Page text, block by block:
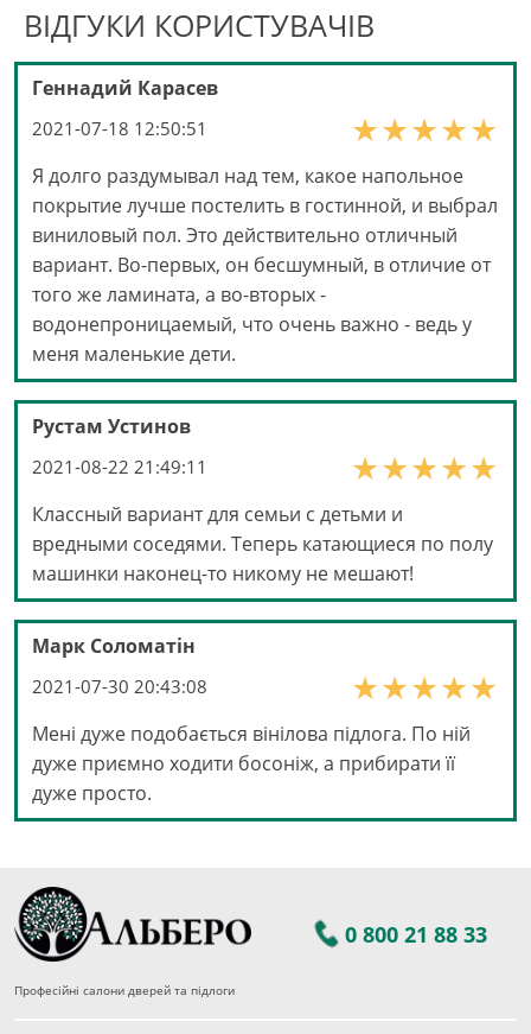
ВІДГУКИ КОРИСТУВАЧІВ
Геннадий Карасев
2021-07-18 12:50:51
Я долго раздумывал над тем, какое напольное
покрытие лучше постелить в гостинной, и выбрал
виниловый пол. Это действительно отличный
вариант. Во-первых, он бесшумный, в отличие от
того же ламината, а во-вторых -
водонепроницаемый, что очень важно - ведь у
меня маленькие дети.
Рустам Устинов
2021-08-22 21:49:11
Классный вариант для семьи с детьми и
вредными соседями. Теперь катающиеся по полу
машинки наконец-то никому не мешают!
Марк Соломатін
2021-07-30 20:43:08
Мені дуже подобається вінілова підлога. По ній
дуже приємно ходити босоніж, а прибирати її
дуже просто.
0 800 21 88 33
Професійні салони дверей та підлоги